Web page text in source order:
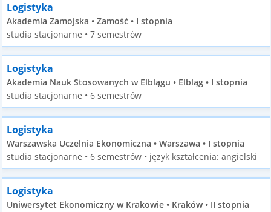
Logistyka
Akademia Zamojska • Zamość • I stopnia
studia stacjonarne • 7 semestrów
Logistyka
Akademia Nauk Stosowanych w Elblągu • Elbląg • I stopnia
studia stacjonarne • 6 semestrów
Logistyka
Warszawska Uczelnia Ekonomiczna • Warszawa • I stopnia
studia stacjonarne • 6 semestrów • język kształcenia: angielski
Logistyka
Uniwersytet Ekonomiczny w Krakowie • Kraków • II stopnia